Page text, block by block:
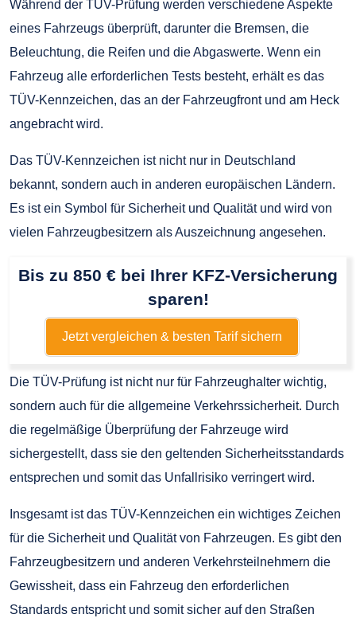
Während der TÜV-Prüfung werden verschiedene Aspekte
eines Fahrzeugs überprüft, darunter die Bremsen, die
Beleuchtung, die Reifen und die Abgaswerte. Wenn ein
Fahrzeug alle erforderlichen Tests besteht, erhält es das
TÜV-Kennzeichen, das an der Fahrzeugfront und am Heck
angebracht wird.
Das TÜV-Kennzeichen ist nicht nur in Deutschland
bekannt, sondern auch in anderen europäischen Ländern.
Es ist ein Symbol für Sicherheit und Qualität und wird von
vielen Fahrzeugbesitzern als Auszeichnung angesehen.
Bis zu 850 € bei Ihrer KFZ-Versicherung
sparen!
Jetzt vergleichen & besten Tarif sichern
Die TÜV-Prüfung ist nicht nur für Fahrzeughalter wichtig,
sondern auch für die allgemeine Verkehrssicherheit. Durch
die regelmäßige Überprüfung der Fahrzeuge wird
sichergestellt, dass sie den geltenden Sicherheitsstandards
entsprechen und somit das Unfallrisiko verringert wird.
Insgesamt ist das TÜV-Kennzeichen ein wichtiges Zeichen
für die Sicherheit und Qualität von Fahrzeugen. Es gibt den
Fahrzeugbesitzern und anderen Verkehrsteilnehmern die
Gewissheit, dass ein Fahrzeug den erforderlichen
Standards entspricht und somit sicher auf den Straßen